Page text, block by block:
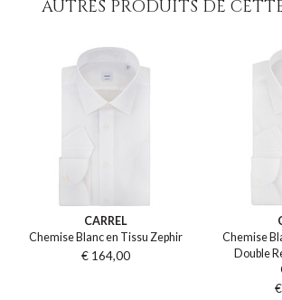
AUTRES PRODUITS DE
CARREL
Chemise Blanc en Tissu Zephir
€ 164,00
Chemise
Double